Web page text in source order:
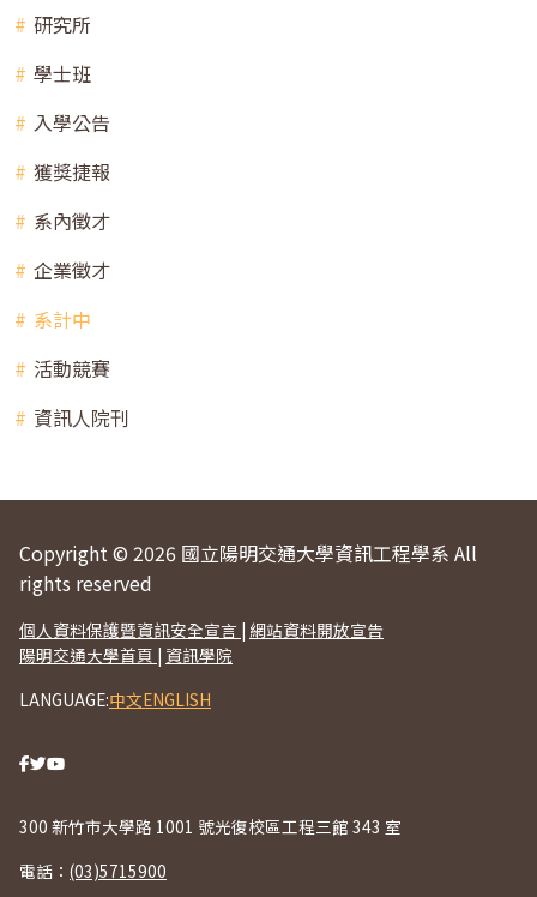
研究所
學士班
入學公告
獲獎捷報
系內徵才
企業徵才
系計中
活動競賽
資訊人院刊
Copyright © 2026 國立陽明交通大學資訊工程學系 All
rights reserved
個人資料保護暨資訊安全宣言 | 網站資料開放宣告
陽明交通大學首頁 | 資訊學院
LANGUAGE:中文ENGLISH
300 新竹市大學路 1001 號光復校區工程三館 343 室
電話： (03)5715900